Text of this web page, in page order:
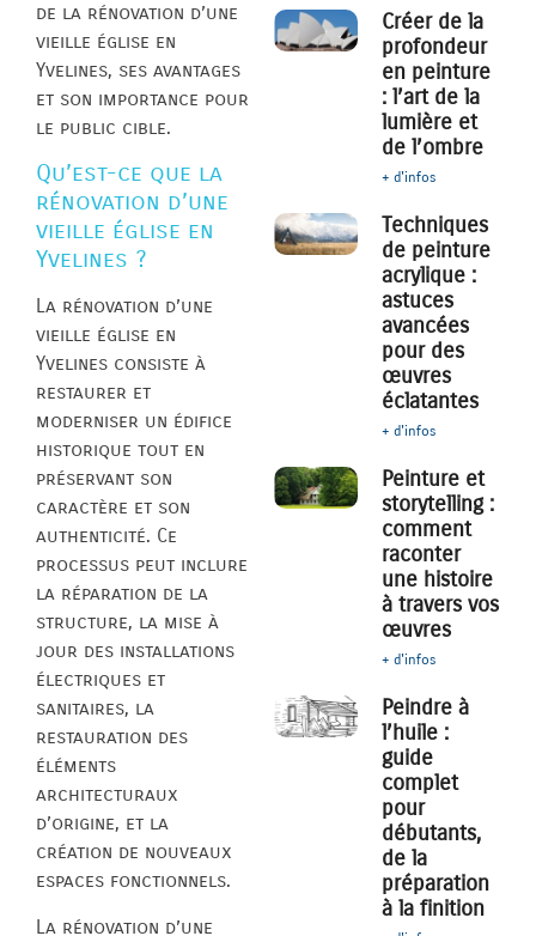
de la rénovation d’une
vieille église en
Yvelines, ses avantages
et son importance pour
le public cible.
Qu’est-ce que la
rénovation d’une
vieille église en
Yvelines ?
La rénovation d’une
vieille église en
Yvelines consiste à
restaurer et
moderniser un édifice
historique tout en
préservant son
caractère et son
authenticité. Ce
processus peut inclure
la réparation de la
structure, la mise à
jour des installations
électriques et
sanitaires, la
restauration des
éléments
architecturaux
d’origine, et la
création de nouveaux
espaces fonctionnels.
La rénovation d’une
Créer de la
profondeur
en peinture
: l’art de la
lumière et
de l’ombre
+ d'infos
Techniques
de peinture
acrylique :
astuces
avancées
pour des
œuvres
éclatantes
+ d'infos
Peinture et
storytelling :
comment
raconter
une histoire
à travers vos
œuvres
+ d'infos
Peindre à
l’huile :
guide
complet
pour
débutants,
de la
préparation
à la finition